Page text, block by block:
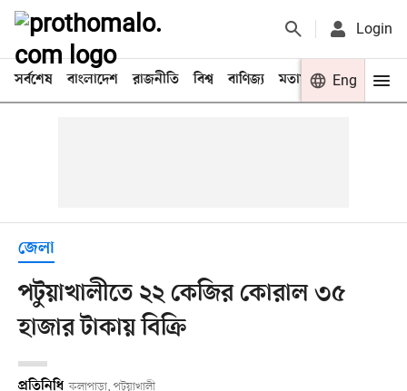
Login
সর্বশেষ বাংলাদেশ রাজনীতি বিশ্ব বাণিজ্য মতামত খেলা
Eng
জেলা
পটুয়াখালীতে ২২ কেজির কোরাল ৩৫
হাজার টাকায় বিক্রি
প্রতিনিধি কলাপাড়া, পটুয়াখালী